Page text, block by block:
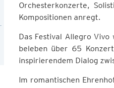
Orchesterkonzerte,
Kompositionen anregt.
Das Festival Allegro
beleben über 65
inspirierendem Dialog
Im romantischen